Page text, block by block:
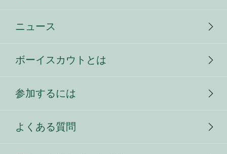
ニュース
ボーイスカウトとは
参加するには
よくある質問